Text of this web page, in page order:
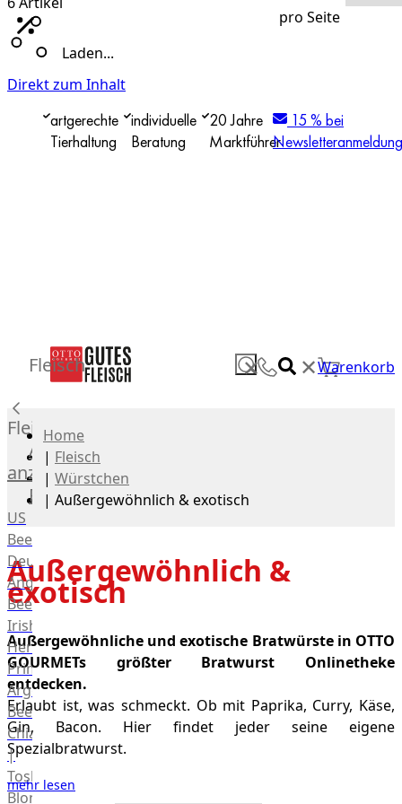
Laden...
Direkt zum Inhalt
artgerechte
Tierhaltung
individuelle
Beratung
20 Jahre
Marktführer
15 % bei
Newsletteranmeldung
✕ ✕Warenkorb
Fleisch
Fleisch
Alle
anzeigen
Rind
US
Beef
Deutsches
Angus
Beef
Irish
Hereford
Prime
Argentina
Beef
Chianina
|
Toskana
Blonda
Home
| Fleisch
| Würstchen
| Außergewöhnlich & exotisch
Außergewöhnlich &
exotisch
Außergewöhnliche und exotische Bratwürste in OTTO
GOURMETs größter Bratwurst Onlinetheke
entdecken.
Erlaubt ist, was schmeckt. Ob mit Paprika, Curry, Käse,
Gin, Bacon. Hier findet jeder seine eigene
Spezialbratwurst.
mehr lesen
pro Seite